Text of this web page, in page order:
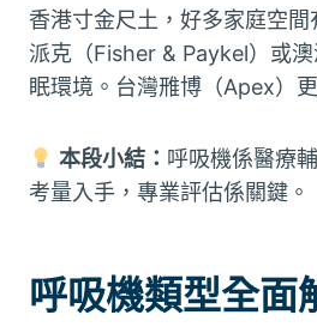
香港寸金尺土，好多家庭空
派克（Fisher & Paykel）或
眠環境。台灣雃博（Apex）
本段小結： 呼吸機係醫療
考量入手，專業評估係關鍵。
呼吸機類型全面